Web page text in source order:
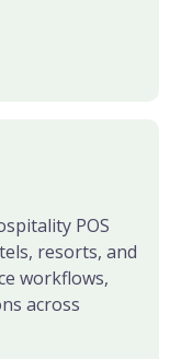
POS
resorts, and
workflows,
across